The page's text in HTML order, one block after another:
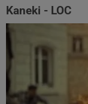
Kaneki - LOC